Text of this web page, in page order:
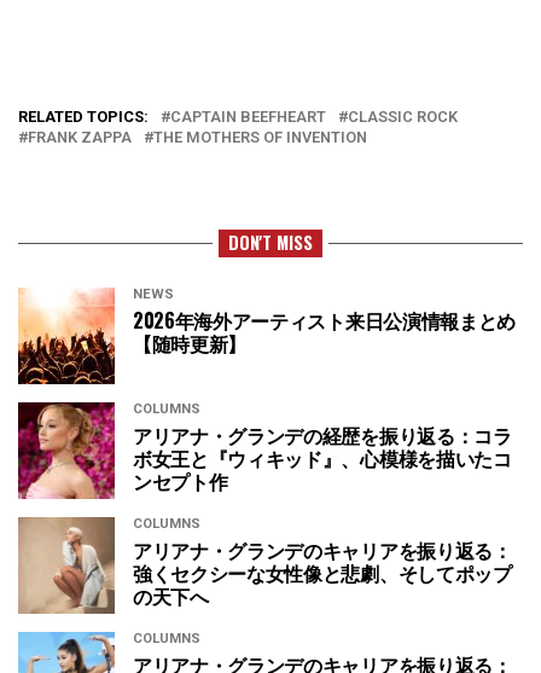
RELATED TOPICS: CAPTAIN BEEFHEART
CLASSIC ROCK
FRANK ZAPPA
THE MOTHERS OF INVENTION
DON'T MISS
NEWS
2026年海外アーティスト来日公演情報まとめ
【随時更新】
COLUMNS
アリアナ・グランデの経歴を振り返る：コラ
ボ女王と『ウィキッド』、心模様を描いたコ
ンセプト作
COLUMNS
アリアナ・グランデのキャリアを振り返る：
強くセクシーな女性像と悲劇、そしてポップ
の天下へ
COLUMNS
アリアナ・グランデのキャリアを振り返る：